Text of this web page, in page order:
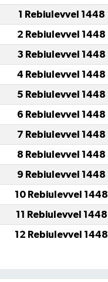
1 Rebiulevvel 1448
2 Rebiulevvel 1448
3 Rebiulevvel 1448
4 Rebiulevvel 1448
5 Rebiulevvel 1448
6 Rebiulevvel 1448
7 Rebiulevvel 1448
8 Rebiulevvel 1448
9 Rebiulevvel 1448
10 Rebiulevvel 1448
11 Rebiulevvel 1448
12 Rebiulevvel 1448